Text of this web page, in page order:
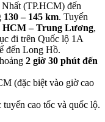
(TP.HCM) đến
130 – 145 km. Tuyến
HCM – Trung Lương,
đi trên Quốc lộ 1A
đến Long Hồ.
2 giờ 30 phút đến
(đặc biệt vào giờ cao
cao tốc và quốc lộ.